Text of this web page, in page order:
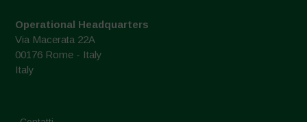
Operational Headquarters
Via Macerata 22A
00176 Rome - Italy
Italy